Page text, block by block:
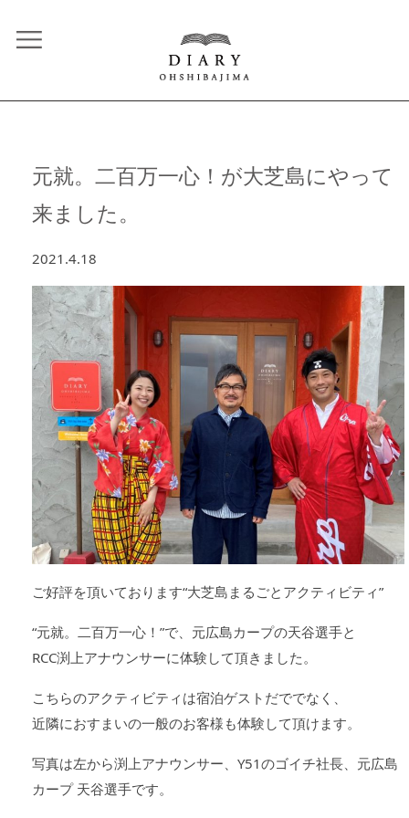
元就。二百万一心！が大芝島にやって
来ました。
2021.4.18
ご好評を頂いております“大芝島まるごとアクティビティ”
“元就。二百万一心！”で、元広島カープの天谷選手と
RCC渕上アナウンサーに体験して頂きました。
こちらのアクティビティは宿泊ゲストだででなく、
近隣におすまいの一般のお客様も体験して頂けます。
写真は左から渕上アナウンサー、Y51のゴイチ社長、元広島
カープ 天谷選手です。